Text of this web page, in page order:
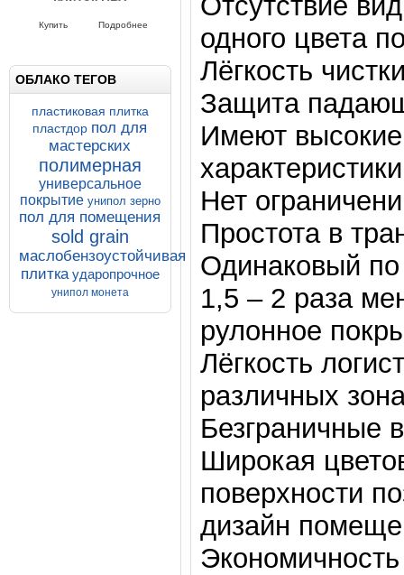
плиток ПВХ
Напольные покрытия SOLD PROM
Купить Подробнее
ОБЛАКО ТЕГОВ
пластиковая плитка
пластдор пол для
мастерских
полимерная
универсальное
покрытие унипол зерно
пол для помещения
sold grain
маслобензоустойчивая
плитка ударопрочное
унипол монета
одного цвета
Лёгкость
Защита
Имеют
Нет
Простота в
Одинаковый
1,5 – 2 раза
рулонное
Лёгкость
различных
Безграничные
Широкая
поверхности
дизайн